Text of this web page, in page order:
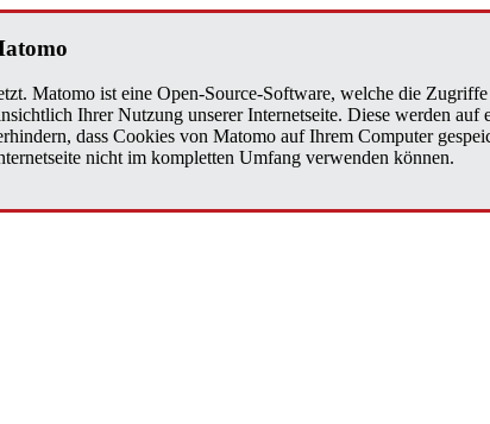
Matomo ist eine Open-Source-Software, welche die
Ihrer Nutzung unserer Internetseite. Diese werden
dass Cookies von Matomo auf Ihrem Computer
nicht im kompletten Umfang verwenden können.